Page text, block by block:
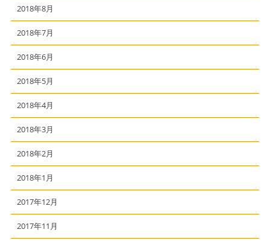
2018年8月
2018年7月
2018年6月
2018年5月
2018年4月
2018年3月
2018年2月
2018年1月
2017年12月
2017年11月